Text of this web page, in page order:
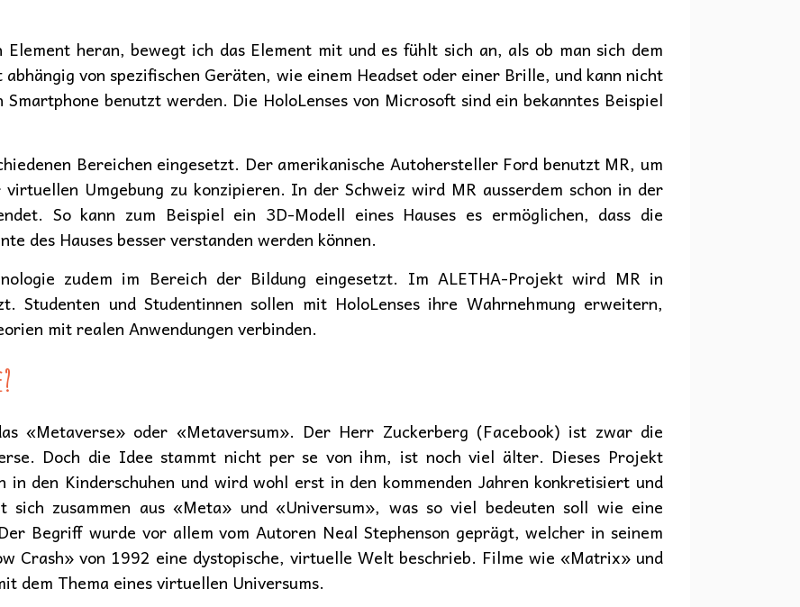
heran, bewegt ich das Element mit und es fühlt sich an, als ob man sich dem
von spezifischen Geräten, wie einem Headset oder einer Brille, und kann nicht
benutzt werden. Die HoloLenses von Microsoft sind ein bekanntes Beispiel
Bereichen eingesetzt. Der amerikanische Autohersteller Ford benutzt MR, um
Umgebung zu konzipieren. In der Schweiz wird MR ausserdem schon in der
So kann zum Beispiel ein 3D-Modell eines Hauses es ermöglichen, dass die
des Hauses besser verstanden werden können.
zudem im Bereich der Bildung eingesetzt. Im ALETHA-Projekt wird MR in
Studenten und Studentinnen sollen mit HoloLenses ihre Wahrnehmung erweitern,
mit realen Anwendungen verbinden.
«Metaverse» oder «Metaversum». Der Herr Zuckerberg (Facebook) ist zwar die
Doch die Idee stammt nicht per se von ihm, ist noch viel älter. Dieses Projekt
in den Kinderschuhen und wird wohl erst in den kommenden Jahren konkretisiert und
zusammen aus «Meta» und «Universum», was so viel bedeuten soll wie eine
Begriff wurde vor allem vom Autoren Neal Stephenson geprägt, welcher in seinem
Crash» von 1992 eine dystopische, virtuelle Welt beschrieb. Filme wie «Matrix» und
dem Thema eines virtuellen Universums.